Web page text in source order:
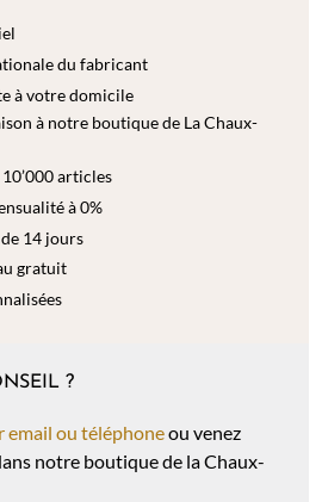
du fabricant
à votre domicile
à notre boutique de La Chaux-
articles
à 0%
14 jours
gratuit
?
email ou téléphoneou venez
notre boutique de la Chaux-